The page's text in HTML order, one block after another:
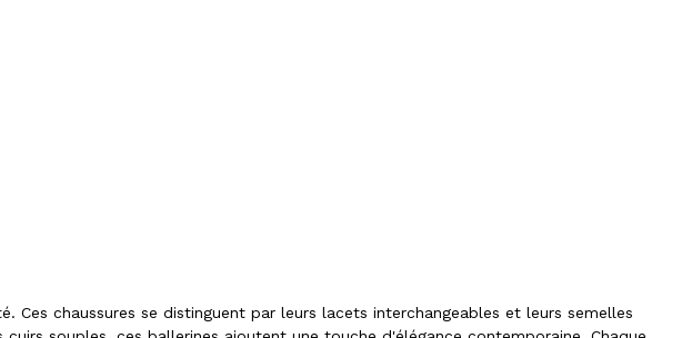
Ces chaussures se distinguent par leurs lacets interchangeables et leurs semelles